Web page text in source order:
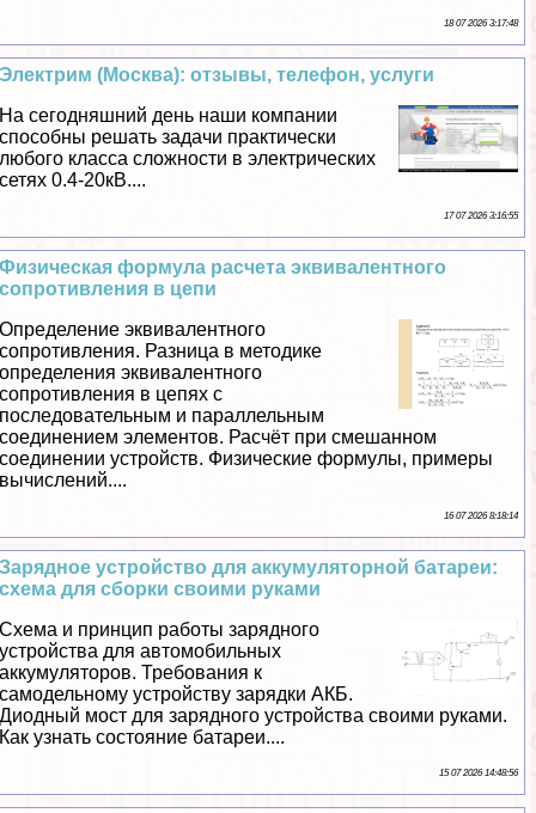
18 07 2026 3:17:48
Электрим (Москва): отзывы, телефон, услуги
На сегодняшний день наши компании
способны решать задачи пpaктически
любого класса сложности в электрических
сетях 0.4-20кВ....
17 07 2026 3:16:55
Физическая формула расчета эквивалентного
сопротивления в цепи
Определение эквивалентного
сопротивления. Разница в методике
определения эквивалентного
сопротивления в цепях с
последовательным и параллельным
соединением элементов. Расчёт при смешанном
соединении устройств. Физические формулы, примеры
вычислений....
16 07 2026 8:18:14
Зарядное устройство для аккумуляторной батареи:
схема для сборки своими руками
Схема и принцип работы зарядного
устройства для автомобильных
аккумуляторов. Требования к
самодельному устройству зарядки АКБ.
Диодный мост для зарядного устройства своими руками.
Как узнать состояние батареи....
15 07 2026 14:48:56